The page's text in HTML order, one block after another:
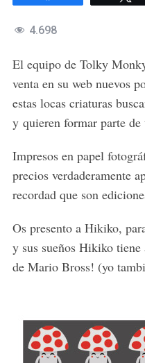
4.698
El equipo de Tolky
venta en su web nuevos
estas locas criaturas
y quieren formar parte
Impresos en papel
precios verdaderamente
recordad que son
Os presento a Hikiko,
y sus sueños Hikiko
de Mario Bross! (yo